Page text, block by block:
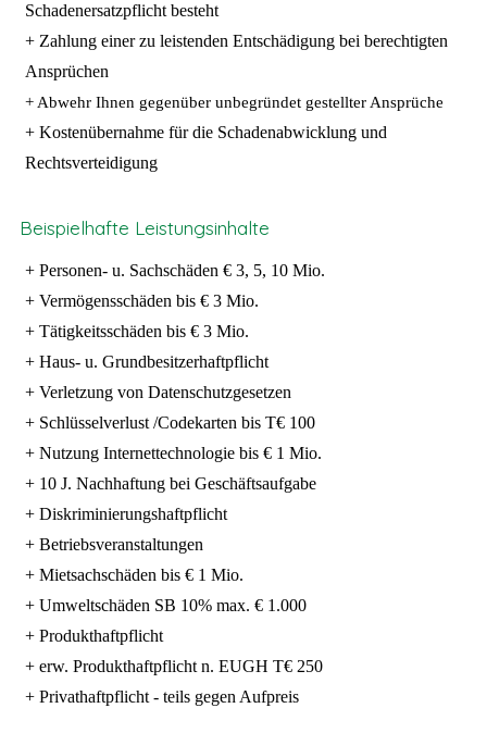
Schadenersatzpflicht besteht
+ Zahlung einer zu leistenden Entschädigung bei berechtigten
Ansprüchen
+ Abwehr Ihnen gegenüber unbegründet gestellter Ansprüche
+ Kostenübernahme für die Schadenabwicklung und
Rechtsverteidigung
Beispielhafte Leistungsinhalte
+ Personen- u. Sachschäden € 3, 5, 10 Mio.
+ Vermögensschäden bis € 3 Mio.
+ Tätigkeitsschäden bis € 3 Mio.
+ Haus- u. Grundbesitzerhaftpflicht
+ Verletzung von Datenschutzgesetzen
+ Schlüsselverlust /Codekarten bis T€ 100
+ Nutzung Internettechnologie bis € 1 Mio.
+ 10 J. Nachhaftung bei Geschäftsaufgabe
+ Diskriminierungshaftpflicht
+ Betriebsveranstaltungen
+ Mietsachschäden bis € 1 Mio.
+ Umweltschäden SB 10% max. € 1.000
+ Produkthaftpflicht
+ erw. Produkthaftpflicht n. EUGH T€ 250
+ Privathaftpflicht - teils gegen Aufpreis